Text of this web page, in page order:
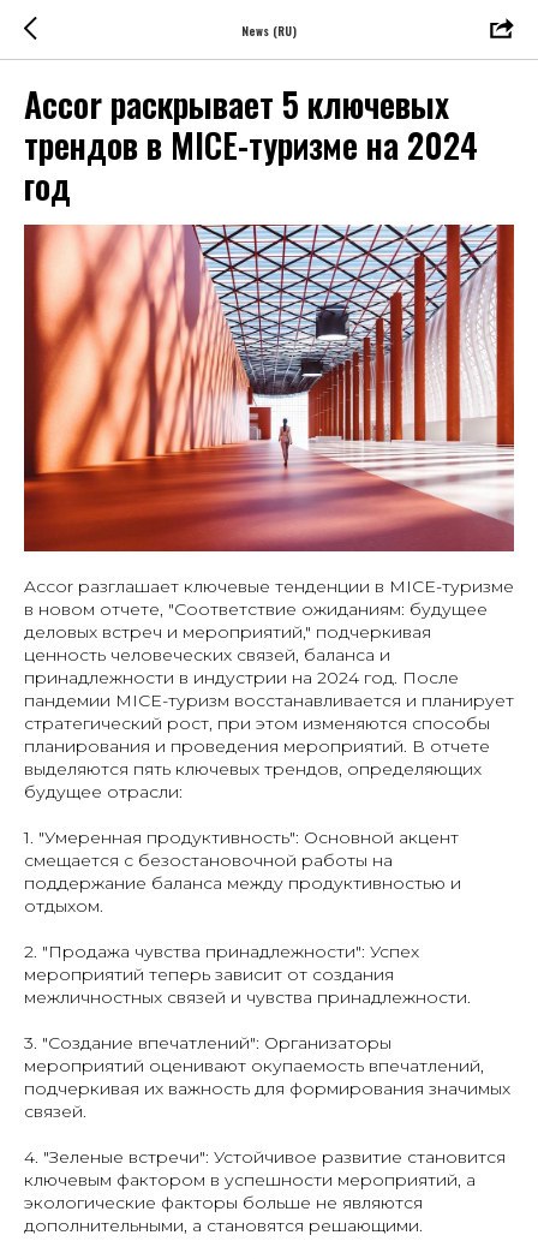
News (RU)
Accor раскрывает 5 ключевых
трендов в MICE-туризме на 2024
год
Accor разглашает ключевые тенденции в MICE-туризме
в новом отчете, "Соответствие ожиданиям: будущее
деловых встреч и мероприятий," подчеркивая
ценность человеческих связей, баланса и
принадлежности в индустрии на 2024 год. После
пандемии MICE-туризм восстанавливается и планирует
стратегический рост, при этом изменяются способы
планирования и проведения мероприятий. В отчете
выделяются пять ключевых трендов, определяющих
будущее отрасли:
1. "Умеренная продуктивность": Основной акцент
смещается с безостановочной работы на
поддержание баланса между продуктивностью и
отдыхом.
2. "Продажа чувства принадлежности": Успех
мероприятий теперь зависит от создания
межличностных связей и чувства принадлежности.
3. "Создание впечатлений": Организаторы
мероприятий оценивают окупаемость впечатлений,
подчеркивая их важность для формирования значимых
связей.
4. "Зеленые встречи": Устойчивое развитие становится
ключевым фактором в успешности мероприятий, а
экологические факторы больше не являются
дополнительными, а становятся решающими.